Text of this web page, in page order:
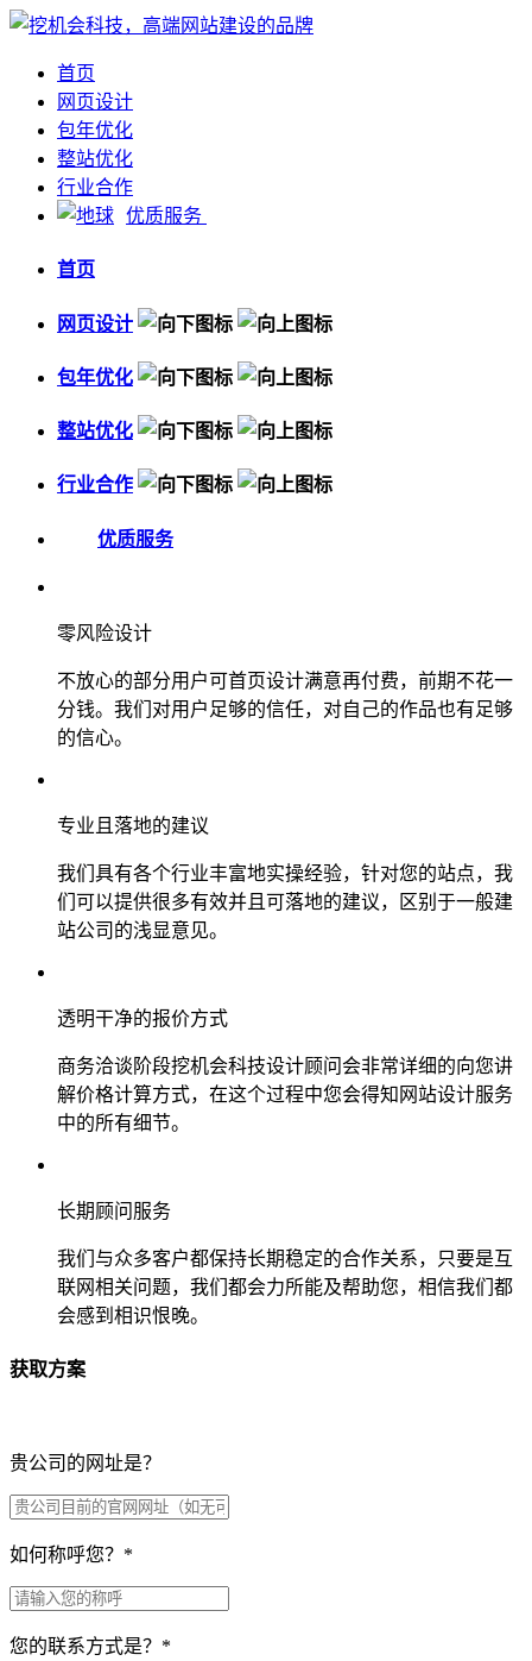
首页
网页设计
包年优化
整站优化
行业合作
优质服务
首页
网页设计
包年优化
整站优化
行业合作
优质服务
零风险设计
不放心的部分用户可首页设计满意再付费，前期不花一
分钱。我们对用户足够的信任，对自己的作品也有足够
的信心。
专业且落地的建议
我们具有各个行业丰富地实操经验，针对您的站点，我
们可以提供很多有效并且可落地的建议，区别于一般建
站公司的浅显意见。
透明干净的报价方式
商务洽谈阶段挖机会科技设计顾问会非常详细的向您讲
解价格计算方式，在这个过程中您会得知网站设计服务
中的所有细节。
长期顾问服务
我们与众多客户都保持长期稳定的合作关系，只要是互
联网相关问题，我们都会力所能及帮助您，相信我们都
会感到相识恨晚。
获取方案
贵公司的网址是？
如何称呼您？ *
您的联系方式是？ *